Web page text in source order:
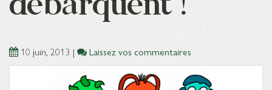
10 juin, 2013 | Laissez vos commentaires